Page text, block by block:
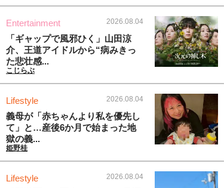
Entertainment 2026.08.04
「ギャップで風邪ひく」山田涼
介、王道アイドルから“病みきっ
た悲壮感...
こじらぶ
Lifestyle 2026.08.04
義母が「赤ちゃんより私を優先し
て」と…産後6か月で始まった地
獄の義...
姫野桂
Lifestyle 2026.08.04